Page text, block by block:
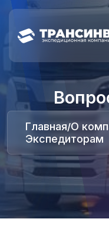
Главная/О
Экспедиторам